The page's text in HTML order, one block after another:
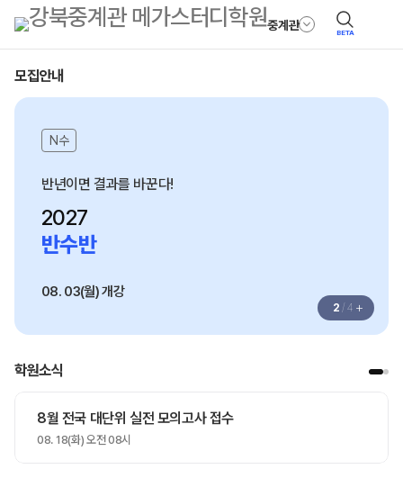
중계관 BETA
모집안내
3 / 4 +
학원소식
8월 전국 대단위 실전 모의고사 접수
08. 18(화) 오전 08시